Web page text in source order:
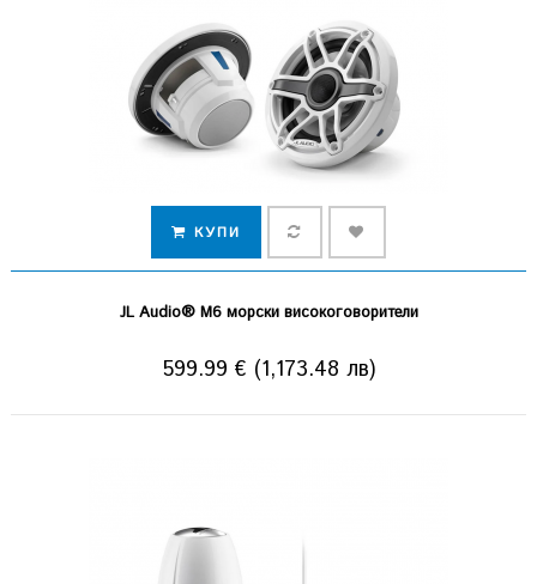
КУПИ
JL Audio® M6 морски високоговорители
599.99 € (1,173.48 лв)